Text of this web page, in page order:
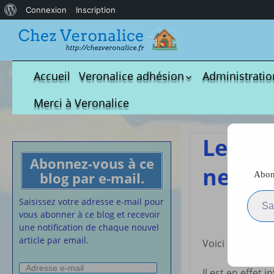
Accueil
Veronalice adhésion
Qui est-elle ?
Adhésion demandes
S.M.I.C et
Affiches
Convention
Lettres Types
Projet
calendrier des
Vaccination
Cartes de
Merci à Veronalice
Abonnez-vous à ce
blog par e-mail.
Saisissez votre adresse e-mail pour
vous abonner à ce blog et recevoir
une notification de chaque nouvel
article par email.
Adresse
Le
Voici un article
Saisissez votre adresse
propos
Connexion Inscription